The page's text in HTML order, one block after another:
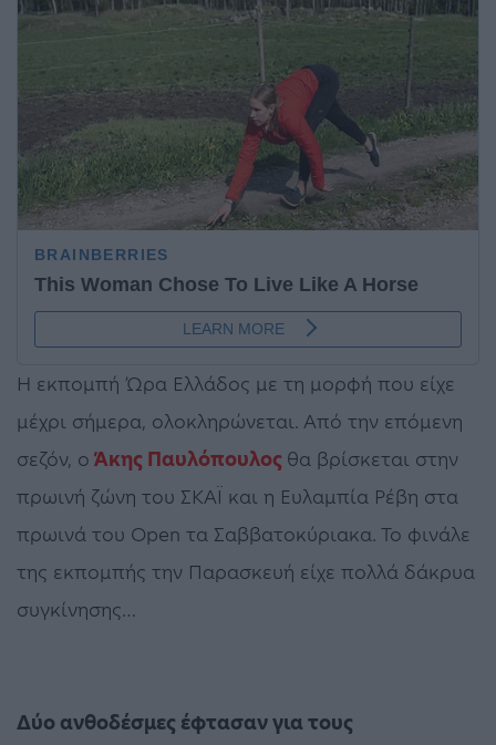
Η εκπομπή Ώρα Ελλάδος με τη μορφή που είχε
μέχρι σήμερα, ολοκληρώνεται. Από την επόμενη
σεζόν, ο Άκης Παυλόπουλος θα βρίσκεται στην
πρωινή ζώνη του ΣΚΑΪ και η Ευλαμπία Ρέβη στα
πρωινά του Open τα Σαββατοκύριακα. Το φινάλε
της εκπομπής την Παρασκευή είχε πολλά δάκρυα
συγκίνησης…
Δύο ανθοδέσμες έφτασαν για τους